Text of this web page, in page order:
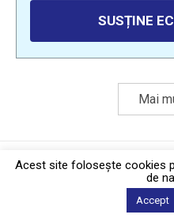
SUSȚINE
Mai
Politica de
2026
Acest site foloseşte cookies
de
Accept